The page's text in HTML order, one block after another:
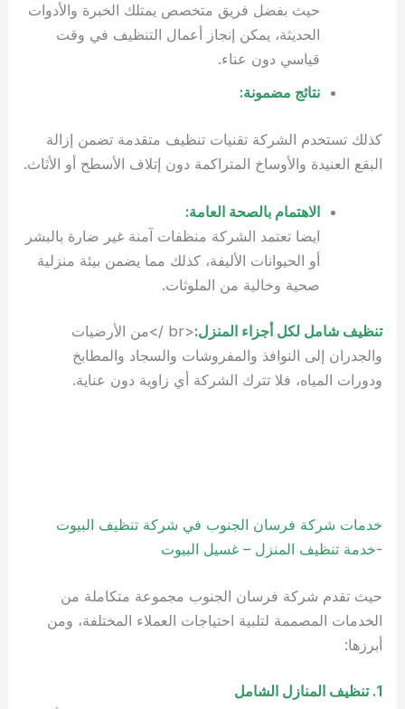
حيث بفضل فريق متخصص يمتلك الخبرة والأدوات
الحديثة، يمكن إنجاز أعمال التنظيف في وقت
قياسي دون عناء.
نتائج مضمونة:
كذلك تستخدم الشركة تقنيات تنظيف متقدمة تضمن إزالة
البقع العنيدة والأوساخ المتراكمة دون إتلاف الأسطح أو الأثاث.
الاهتمام بالصحة العامة:
ايضا تعتمد الشركة منظفات آمنة غير ضارة بالبشر
أو الحيوانات الأليفة، كذلك مما يضمن بيئة منزلية
صحية وخالية من الملوثات.
تنظيف شامل لكل أجزاء المنزل:
<br />من الأرضيات
والجدران إلى النوافذ والمفروشات والسجاد والمطابخ
ودورات المياه، فلا تترك الشركة أي زاوية دون عناية.
خدمات شركة فرسان الجنوب في شركة تنظيف البيوت
-خدمة تنظيف المنزل – غسيل البيوت
حيث تقدم شركة فرسان الجنوب مجموعة متكاملة من
الخدمات المصممة لتلبية احتياجات العملاء المختلفة، ومن
أبرزها:
1. تنظيف المنازل الشامل